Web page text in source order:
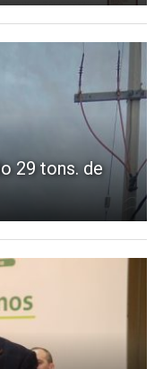
29 tons. de